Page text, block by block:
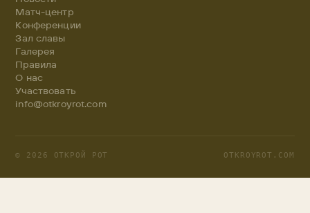
Матч-центр
Конференции
Зал славы
Галерея
Правила
О нас
Участвовать
info@otkroyrot.com
© 2026 ОТКРОЙ РОТ OTKROYROT.COM